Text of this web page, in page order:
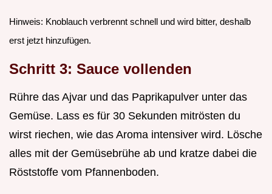
Hinweis: Knoblauch verbrennt schnell und wird bitter, deshalb
erst jetzt hinzufügen.
Schritt 3: Sauce vollenden
Rühre das Ajvar und das Paprikapulver unter das
Gemüse. Lass es für 30 Sekunden mitrösten du
wirst riechen, wie das Aroma intensiver wird. Lösche
alles mit der Gemüsebrühe ab und kratze dabei die
Röststoffe vom Pfannenboden.